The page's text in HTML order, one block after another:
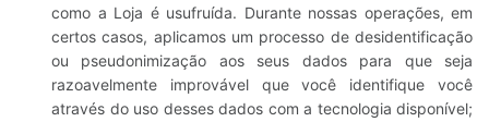
como a Loja é usufruída. Durante nossas operações, em
certos casos, aplicamos um processo de desidentificação
ou pseudonimização aos seus dados para que seja
razoavelmente improvável que você identifique você
através do uso desses dados com a tecnologia disponível;